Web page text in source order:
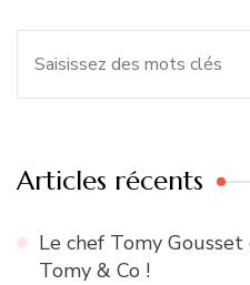
Articles récents
Le chef Tomy
Tomy & Co !